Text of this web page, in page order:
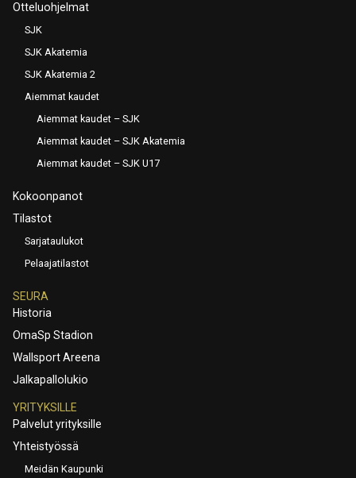
Otteluohjelmat
SJK
SJK Akatemia
SJK Akatemia 2
Aiemmat kaudet
Aiemmat kaudet – SJK
Aiemmat kaudet – SJK Akatemia
Aiemmat kaudet – SJK U17
Kokoonpanot
Tilastot
Sarjataulukot
Pelaajatilastot
SEURA
Historia
OmaSp Stadion
Wallsport Areena
Jalkapallolukio
YRITYKSILLE
Palvelut yrityksille
Yhteistyössä
Meidän Kaupunki